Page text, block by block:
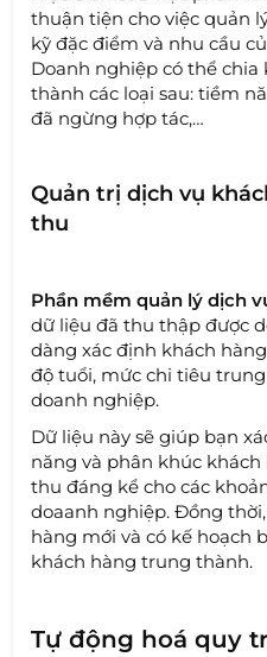
thuận tiện cho việc quản
kỹ đặc điểm và nhu cầu
Doanh nghiệp có thể
thành các loại sau: tiềm
đã ngừng hợp tác,…
Quản trị dịch vụ
thu
Phần mềm quản lý dịch
dữ liệu đã thu thập được
dàng xác định khách
độ tuổi, mức chi tiêu
doanh nghiệp.
Dữ liệu này sẽ giúp bạn
năng và phân khúc
thu đáng kể cho các
doaanh nghiệp. Đồng
hàng mới và có kế hoạch
khách hàng trung thành.
Tự động hoá quy